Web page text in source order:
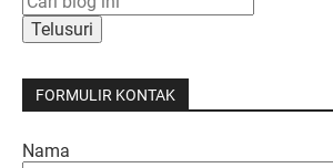
FORMULIR KONTAK
Nama